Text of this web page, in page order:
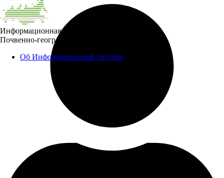
Информационная система
Почвенно-географическая база данных России
Об Информационной системе